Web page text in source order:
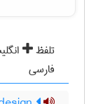
تلفظ
فارسی